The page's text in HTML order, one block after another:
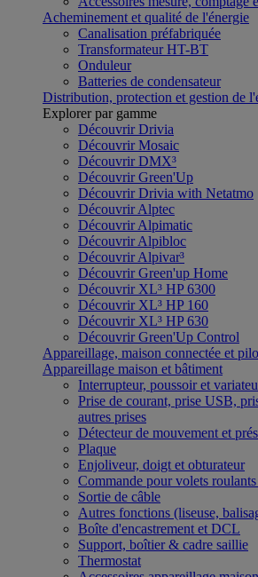
Acheminement et qualité de l'énergie
Canalisation préfabriquée
Transformateur HT-BT
Onduleur
Batteries de condensateur
Distribution, protection et gestion de
Explorer par gamme
Découvrir Drivia
Découvrir Mosaic
Découvrir DMX³
Découvrir Green'Up
Découvrir Drivia with Netatmo
Découvrir Alptec
Découvrir Alpimatic
Découvrir Alpibloc
Découvrir Alpivar³
Découvrir Green'up Home
Découvrir XL³ HP 6300
Découvrir XL³ HP 160
Découvrir XL³ HP 630
Découvrir Green'Up Control
Appareillage, maison connectée et
Appareillage maison et bâtiment
Interrupteur, poussoir et
Prise de courant, prise USB,
autres prises
Détecteur de mouvement et
Plaque
Enjoliveur, doigt et obturateur
Commande pour volets roulants
Sortie de câble
Autres fonctions (liseuse,
Boîte d'encastrement et DCL
Support, boîtier & cadre saillie
Thermostat